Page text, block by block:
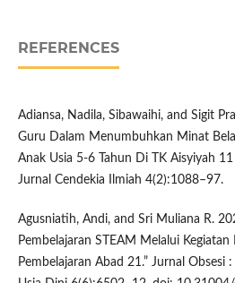
REFERENCES
Adiansa, Nadila, Sibawaihi, and Sigit
Guru Dalam Menumbuhkan Minat
Anak Usia 5-6 Tahun Di TK Aisyiyah 11
Jurnal Cendekia Ilmiah 4(2):1088–97.
Agusniatih, Andi, and Sri Muliana R.
Pembelajaran STEAM Melalui Kegiatan
Pembelajaran Abad 21.” Jurnal Obsesi